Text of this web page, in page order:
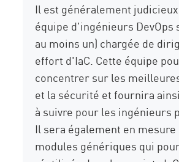
Il est généralement
équipe d'ingénieurs DevOps
au moins un) chargée de
effort d'IaC. Cette équipe
concentrer sur les
et la sécurité et fournira
à suivre pour les ingénieurs
Il sera également en
modules génériques qui